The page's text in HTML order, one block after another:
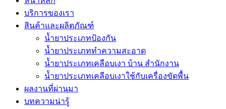
บริการของเรา
สินค้าและผลิตภัณฑ์
น้ำยาประเภทป้องกัน
น้ำยาประเภททำความสะอาด
น้ำยาประเภทเคลือบเงา บ้าน สำนักงาน
น้ำยาประเภทเคลือบเงาใช้กับเครื่องขัดพื้น
ผลงานที่ผ่านมา
บทความน่ารู้